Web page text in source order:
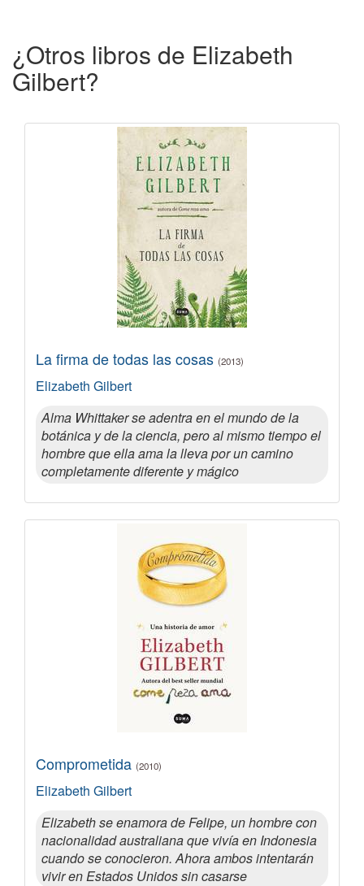
¿Otros libros de Elizabeth
Gilbert?
La firma de todas las cosas (2013)
Elizabeth Gilbert
Alma Whittaker se adentra en el mundo de la
botánica y de la ciencia, pero al mismo tiempo el
hombre que ella ama la lleva por un camino
completamente diferente y mágico
Comprometida (2010)
Elizabeth Gilbert
Elizabeth se enamora de Felipe, un hombre con
nacionalidad australiana que vivía en Indonesia
cuando se conocieron. Ahora ambos intentarán
vivir en Estados Unidos sin casarse